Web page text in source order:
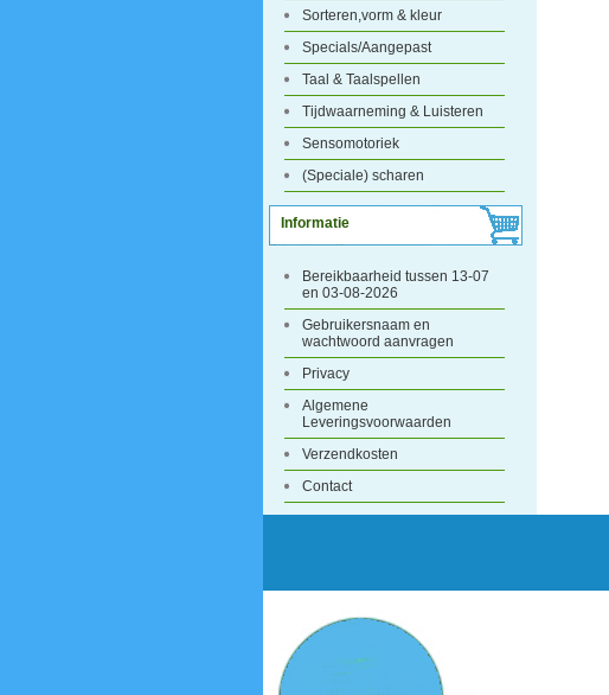
Sorteren,vorm & kleur
Specials/Aangepast
Taal & Taalspellen
Tijdwaarneming & Luisteren
Sensomotoriek
(Speciale) scharen
Informatie
Bereikbaarheid tussen 13-07
en 03-08-2026
Gebruikersnaam en
wachtwoord aanvragen
Privacy
Algemene
Leveringsvoorwaarden
Verzendkosten
Contact